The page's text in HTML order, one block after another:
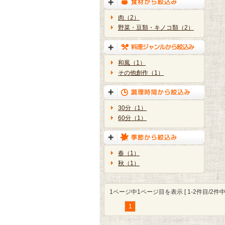
肉（2）
野菜・豆類・キノコ類（2）
和風（1）
その他創作（1）
30分（1）
60分（1）
春（1）
秋（1）
1ページ中1ページ目を表示 [ 1-2件目/2件
1